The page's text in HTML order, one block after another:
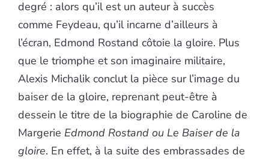
degré : alors qu’il est un auteur à succès
comme Feydeau, qu’il incarne d’ailleurs à
l’écran, Edmond Rostand côtoie la gloire. Plus
que le triomphe et son imaginaire militaire,
Alexis Michalik conclut la pièce sur l’image du
baiser de la gloire, reprenant peut-être à
dessein le titre de la biographie de Caroline de
Margerie Edmond Rostand ou Le Baiser de la
gloire. En effet, à la suite des embrassades de